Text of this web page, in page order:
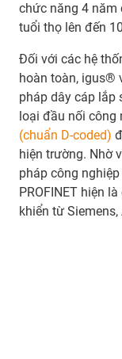
chức năng 4 năm
tuổi thọ lên đến
Đối với các hệ
hoàn toàn, igus®
pháp dây cáp lắp
loại đầu nối công
(chuẩn D-coded)
hiện trường. Nhờ
pháp công
PROFINET hiện
khiển từ Siemens,